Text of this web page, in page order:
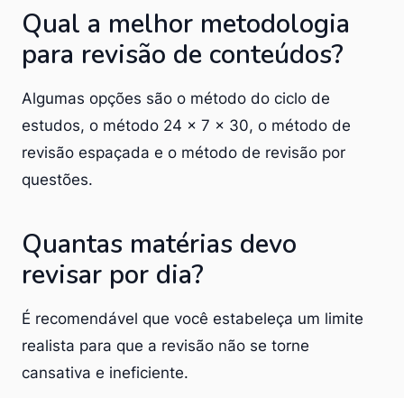
Qual a melhor metodologia
para revisão de conteúdos?
Algumas opções são o método do ciclo de
estudos, o método 24 x 7 x 30, o método de
revisão espaçada e o método de revisão por
questões.
Quantas matérias devo
revisar por dia?
É recomendável que você estabeleça um limite
realista para que a revisão não se torne
cansativa e ineficiente.